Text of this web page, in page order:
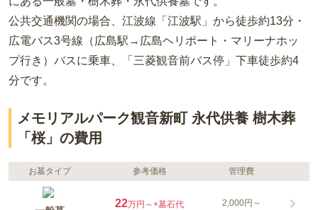
公共交通機関の場合 、江波線「江波駅」から徒歩約13分・
広電バス3号線（広島駅→広島ヘリポート・マリーナホッ
プ行き）バスに乗車、「三菱観音前バス停」下車徒歩約4
分です。
メモリアルパーク観音新町 永代供養 樹木葬
「桜」の費用
お墓タイプ 参考価格 管理費
22万円～+墓石代 2,000円～